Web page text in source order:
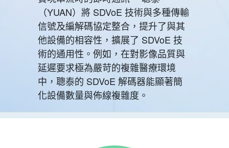
（YUAN）將 SDVoE 技術與多種傳輸
信號及編解碼協定整合，提升了與其
他設備的相容性，擴展了 SDVoE 技
術的通用性。例如，在對影像品質與
延遲要求極為嚴苛的複雜醫療環境
中，聰泰的 SDVoE 解碼器能顯著簡
化設備數量與佈線複雜度。